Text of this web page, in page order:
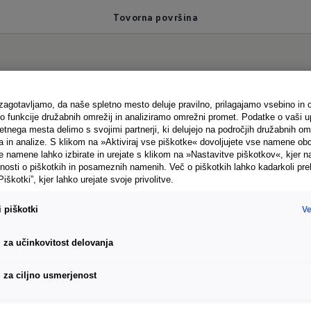
Tovorna površina
tudi veliko prevažati. Koliko točno, veste
dolžinah vozila ter kot enojna ali dvojna kabina.
razdaljo in enojno kabino je dolg 6.204
tri osebe.
da naše spletno mesto deluje pravilno, prilagajamo vsebino in
funkcije družabnih omrežij in analiziramo omrežni promet. Podatke o vaši
mesta delimo s svojimi partnerji, ki delujejo na področjih družabnih
in analize. S klikom na »Aktiviraj vse piškotke« dovoljujete vse namene
namene lahko izbirate in urejate s klikom na »Nastavitve piškotkov«, kjer
o piškotkih in posameznih namenih. Več o piškotkih lahko kadarkoli
kjer lahko urejate svoje privolitve.
piškotki
za učinkovitost delovanja
za ciljno usmerjenost